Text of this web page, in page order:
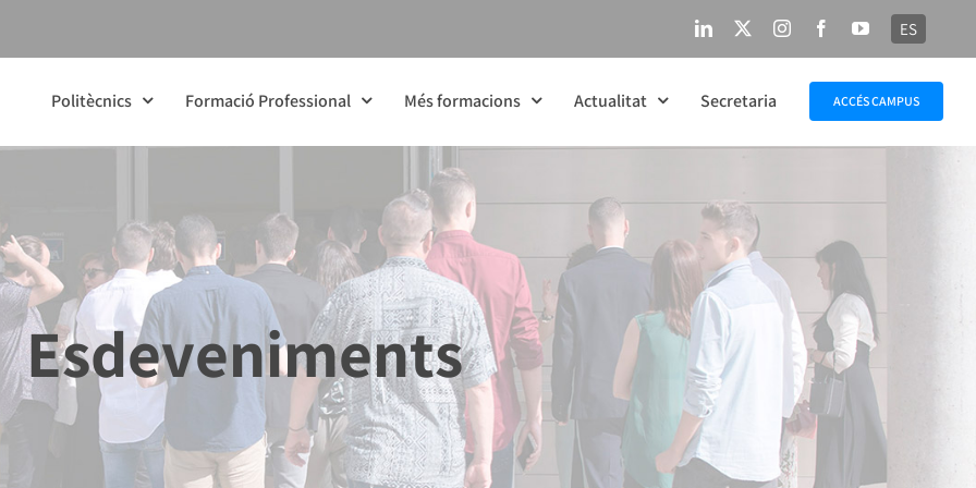
LinkedIn InstagramFacebookYouTube
ES
Politècnics Formació Professional Més formacions Actualitat Secretaria ACCÉS CAMPUS
Esdeveniments